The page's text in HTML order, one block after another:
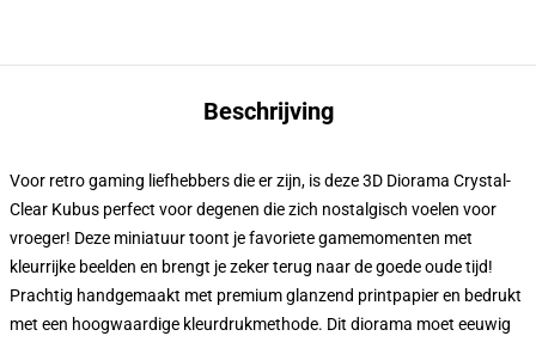
Beschrijving
Voor retro gaming liefhebbers die er zijn, is deze 3D Diorama Crystal-
Clear Kubus perfect voor degenen die zich nostalgisch voelen voor
vroeger! Deze miniatuur toont je favoriete gamemomenten met
kleurrijke beelden en brengt je zeker terug naar de goede oude tijd!
Prachtig handgemaakt met premium glanzend printpapier en bedrukt
met een hoogwaardige kleurdrukmethode. Dit diorama moet eeuwig